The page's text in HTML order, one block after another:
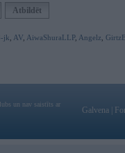
Atbildēt
jk AV AiwaShuraLLP, Angelz
un nav saistīts ar
Galvena